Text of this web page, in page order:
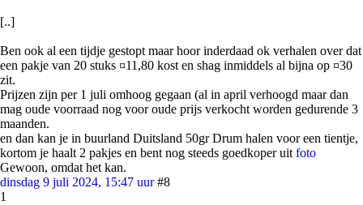
[..]
Ben ook al een tijdje gestopt maar hoor inderdaad ok verhalen over dat
een pakje van 20 stuks ¤11,80 kost en shag inmiddels al bijna op ¤30
zit.
Prijzen zijn per 1 juli omhoog gegaan (al in april verhoogd maar dan
mag oude voorraad nog voor oude prijs verkocht worden gedurende 3
maanden.
en dan kan je in buurland Duitsland 50gr Drum halen voor een tientje,
kortom je haalt 2 pakjes en bent nog steeds goedkoper uit foto
Gewoon, omdat het kan.
dinsdag 9 juli 2024, 15:47 uur #8
1